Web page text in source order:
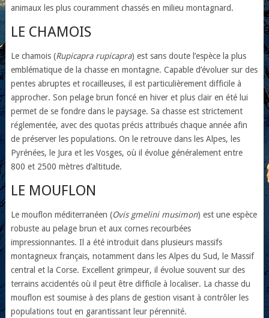
animaux les plus couramment chassés en milieu montagnard.
LE CHAMOIS
Le chamois (Rupicapra rupicapra) est sans doute l’espèce la plus
emblématique de la chasse en montagne. Capable d’évoluer sur des
pentes abruptes et rocailleuses, il est particulièrement difficile à
approcher. Son pelage brun foncé en hiver et plus clair en été lui
permet de se fondre dans le paysage. Sa chasse est strictement
réglementée, avec des quotas précis attribués chaque année afin
de préserver les populations. On le retrouve dans les Alpes, les
Pyrénées, le Jura et les Vosges, où il évolue généralement entre
800 et 2500 mètres d’altitude.
LE MOUFLON
Le mouflon méditerranéen (Ovis gmelini musimon) est une espèce
robuste au pelage brun et aux cornes recourbées
impressionnantes. Il a été introduit dans plusieurs massifs
montagneux français, notamment dans les Alpes du Sud, le Massif
central et la Corse. Excellent grimpeur, il évolue souvent sur des
terrains accidentés où il peut être difficile à localiser. La chasse du
mouflon est soumise à des plans de gestion visant à contrôler les
populations tout en garantissant leur pérennité.